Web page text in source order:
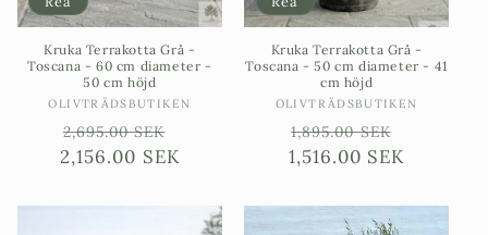
Kruka Terrakotta Grå -
Toscana - 60 cm diameter -
50 cm höjd
Säljare:
OLIVTRÄDSBUTIKEN
Ordinarie
pris
2,695.00 SEK
Försäljningspris
2,156.00 SEK
Kruka Terrakotta Grå -
Toscana - 50 cm diameter - 41
cm höjd
Säljare:
OLIVTRÄDSBUTIKEN
Ordinarie
pris
1,895.00 SEK
1,516.00 SEK